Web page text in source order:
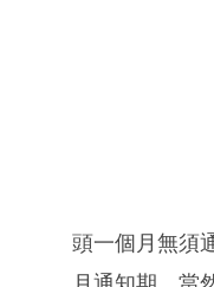
頭一個月無須